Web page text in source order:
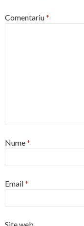
Comentariu*
Nume*
Email*